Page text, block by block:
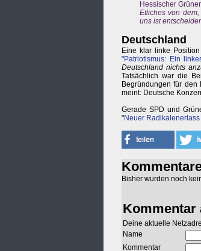
Hessischer
Etliches von
uns ist
Deutschland
Eine klar linke
"Patriotismus: Ein
Deutschland nichts
Tatsächlich war die
Begründungen für den
meint: Deutsche
Gerade SPD und
"Neuer
Bisher wurden noch
Kommentar
Deine aktuelle
Name
Kommentar